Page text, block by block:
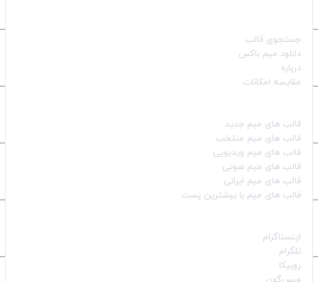
جستجوی قالب
دانلود میم باکس
درباره
مقایسه امکانات
قالب‌ های میم جدید
قالب‌ های میم منتخب
قالب‌ های میم ویدیویی
قالب‌ های میم صوتی
قالب‌ های میم ایرانی
قالب‌ های میم با بیشترین پست
اینستاگرام
تلگرام
روبیکا